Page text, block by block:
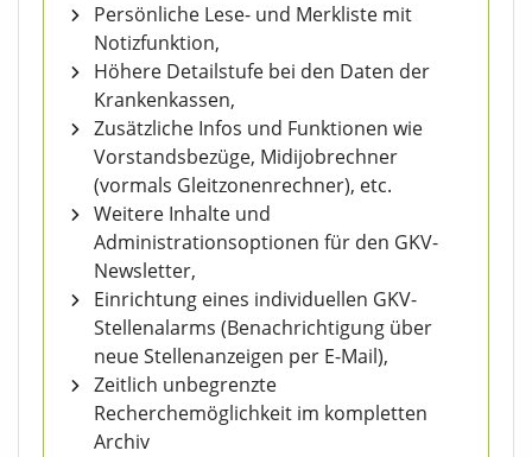
Persönliche Lese- und Merkliste mit
Notizfunktion,
Höhere Detailstufe bei den Daten der
Krankenkassen,
Zusätzliche Infos und Funktionen wie
Vorstandsbezüge, Midijobrechner
(vormals Gleitzonenrechner), etc.
Weitere Inhalte und
Administrationsoptionen für den GKV-
Newsletter,
Einrichtung eines individuellen GKV-
Stellenalarms (Benachrichtigung über
neue Stellenanzeigen per E-Mail),
Zeitlich unbegrenzte
Recherchemöglichkeit im kompletten
Archiv